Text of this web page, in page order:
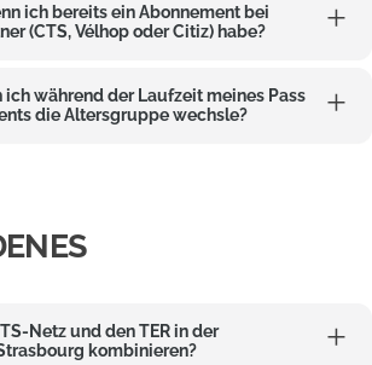
ich bereits ein Abonnement bei
(CTS, Vélhop oder Citiz) habe?
ich während der Laufzeit meines Pass
die Altersgruppe wechsle?
Netz und den TER in der
kombinieren?